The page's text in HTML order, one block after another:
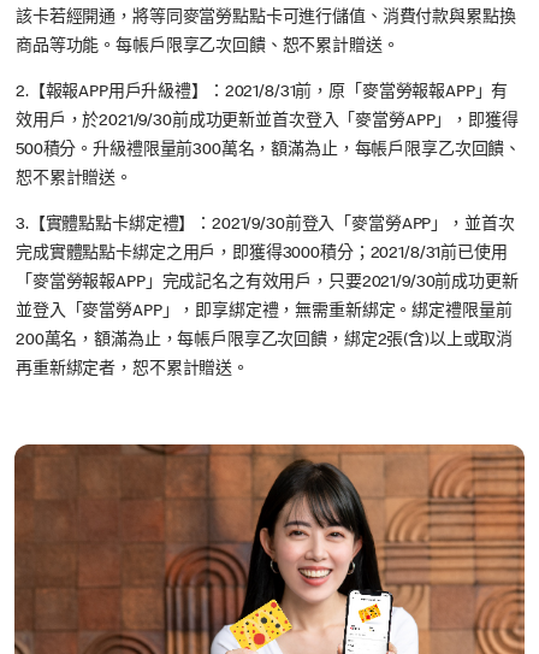
該卡若經開通，將等同麥當勞點點卡可進行儲值、消費付款與累點換
商品等功能。每帳戶限享乙次回饋、恕不累計贈送。
2.【報報APP用戶升級禮】：2021/8/31前，原「麥當勞報報APP」有
效用戶，於2021/9/30前成功更新並首次登入「麥當勞APP」，即獲得
500積分。升級禮限量前300萬名，額滿為止，每帳戶限享乙次回饋、
恕不累計贈送。
3.【實體點點卡綁定禮】：2021/9/30前登入「麥當勞APP」，並首次
完成實體點點卡綁定之用戶，即獲得3000積分；2021/8/31前已使用
「麥當勞報報APP」完成記名之有效用戶，只要2021/9/30前成功更新
並登入「麥當勞APP」，即享綁定禮，無需重新綁定。綁定禮限量前
200萬名，額滿為止，每帳戶限享乙次回饋，綁定2張(含)以上或取消
再重新綁定者，恕不累計贈送。